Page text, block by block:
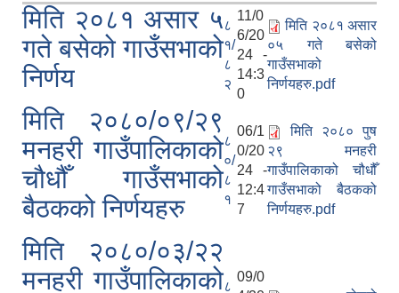
मिति २०८१ असार ५
गते बसेको गाउँसभाको
निर्णय
८
१/
८
२
11/0
6/20
24 -
14:3
0
मिति २०८१ असार
०५ गते बसेको
गाउँसभाको
निर्णयहरु.pdf
मिति २०८०/०९/२९
मनहरी गाउँपालिकाको
चौधौँ गाउँसभाको
बैठकको निर्णयहरु
८
०/
८
१
06/1
0/20
24 -
12:4
7
मिति २०८० पुष
२९ मनहरी
गाउँपालिकाको चौधौँ
गाउँसभाको बैठकको
निर्णयहरु.pdf
मिति २०८०/०३/२२
मनहरी गाउँपालिकाको८
09/0